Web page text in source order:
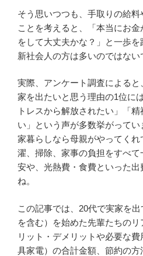
そう思いつつも、手取りの給
ことを考えると、「本当にお
をして大丈夫かな？」と一歩
新社会人の方は多いのではない
実際、アンケート調査による
家を出たいと思う理由の1位に
トレスから解放されたい」「
い」という声が多数挙がって
家暮らしなら母親がやってく
濯、掃除、家事の負担をすべ
安や、光熱費・食費といった出
ね。
この記事では、20代で実家を
を含む）を始めた先輩たちの
リット・デメリットや必要な
具家電）の合計金額、節約の方